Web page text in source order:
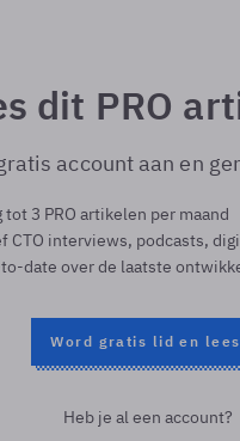
dit PRO
account aan en
tot 3 PRO artikelen per maand
CTO interviews, podcasts,
date over de laatste
Word gratis lid en
Heb je al een account?